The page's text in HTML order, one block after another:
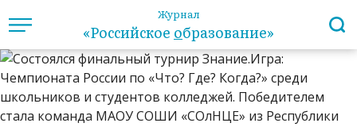
Журнал
«Российское образование»